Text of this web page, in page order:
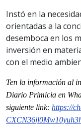
Instó en la
orientadas a la
desemboca en los
inversión en
con el medio
Ten la información al
Diario Primicia en
siguiente link: https://